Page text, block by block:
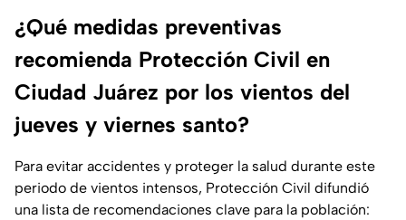
¿Qué medidas preventivas
recomienda Protección Civil en
Ciudad Juárez por los vientos del
jueves y viernes santo?
Para evitar accidentes y proteger la salud durante este
periodo de vientos intensos, Protección Civil difundió
una lista de recomendaciones clave para la población: